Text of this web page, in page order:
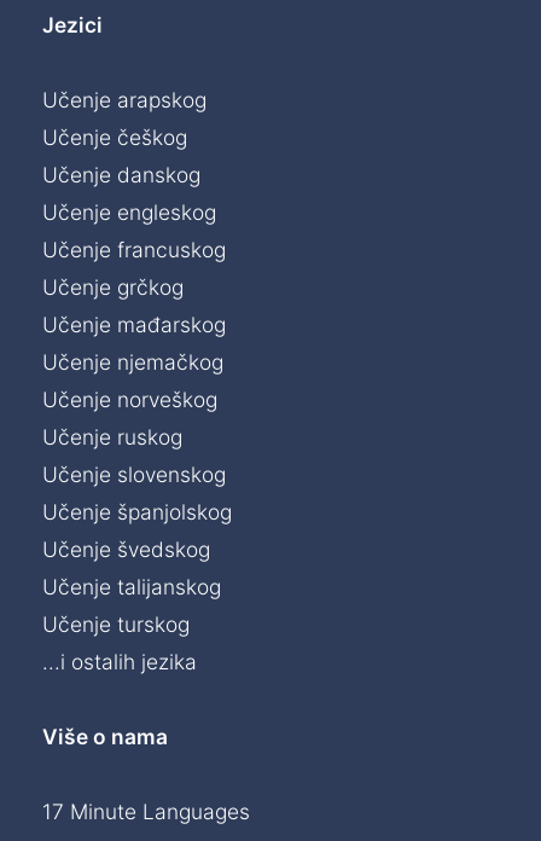
Jezici
Učenje arapskog
Učenje češkog
Učenje danskog
Učenje engleskog
Učenje francuskog
Učenje grčkog
Učenje mađarskog
Učenje njemačkog
Učenje norveškog
Učenje ruskog
Učenje slovenskog
Učenje španjolskog
Učenje švedskog
Učenje talijanskog
Učenje turskog
...i ostalih jezika
Više o nama
17 Minute Languages